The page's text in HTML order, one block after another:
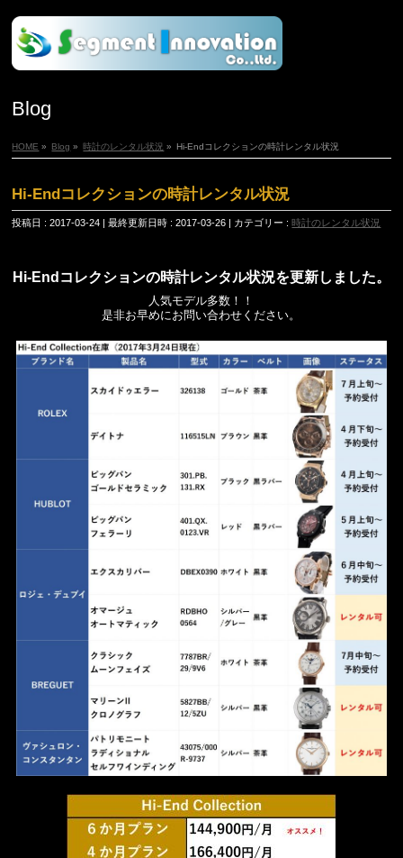
Blog
HOME » Blog » 時計のレンタル状況 » Hi-Endコレクションの時計レンタル状況
Hi-Endコレクションの時計レンタル状況
投稿日 : 2017-03-24 最終更新日時 : 2017-03-26 カテゴリー :時計のレンタル状況
Hi-Endコレクションの時計レンタル状況を更新しました。
人気モデル多数！！
是非お早めにお問い合わせください。